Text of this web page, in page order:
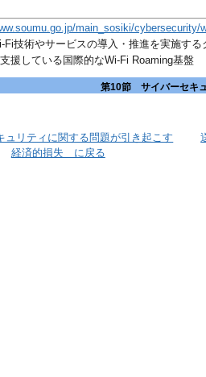
main_sosiki/cybersecurity/
技術やサービスの導入・推進を実施す
援している国際的なWi-Fi Roaming基盤
第10節 サイバーセキ
ュリティに関する問題が引き起こす
経済的損失 に戻る